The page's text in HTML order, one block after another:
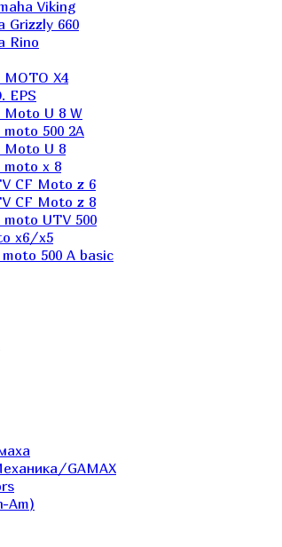
Viking
Grizzly 660
Rino
X4
EPS
Moto U 8 W
500 2A
Moto U 8
moto x 8
CF Moto z 6
CF Moto z 8
UTV 500
x6/x5
500 A basic
GAMAX
Am)